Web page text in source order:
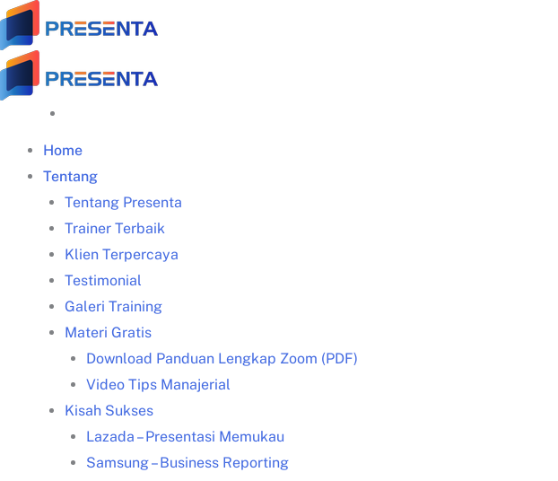
Skip
to
content
Home
Tentang
Tentang Presenta
Trainer Terbaik
Klien Terpercaya
Testimonial
Galeri Training
Materi Gratis
Download Panduan Lengkap Zoom (PDF)
Video Tips Manajerial
Kisah Sukses
Lazada – Presentasi Memukau
Samsung – Business Reporting